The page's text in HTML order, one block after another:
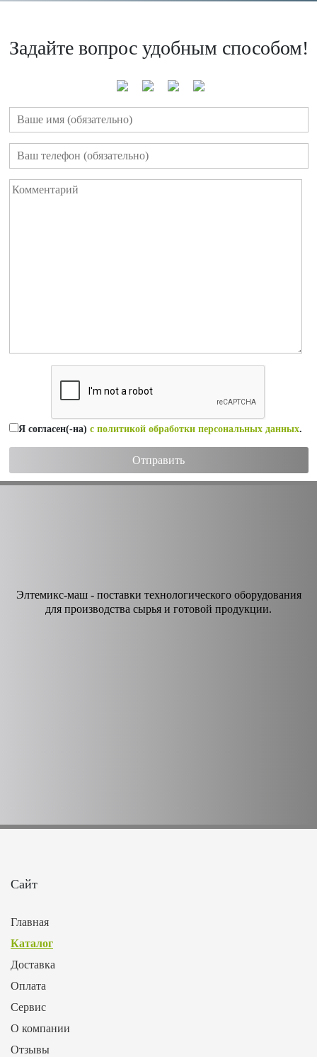
Задайте вопрос удобным способом!
Я согласен(-на) с политикой обработки персональных данных.
Элтемикс-маш - поставки технологического оборудования
для производства сырья и готовой продукции.
Сайт
Главная
Каталог
Доставка
Оплата
Сервис
О компании
Отзывы